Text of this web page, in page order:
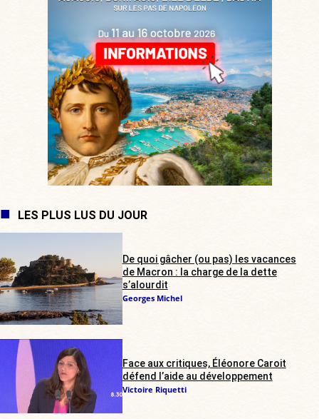
LES PLUS LUS DU JOUR
De quoi gâcher (ou pas) les vacances
de Macron : la charge de la dette
s’alourdit
Georges Michel
Face aux critiques, Éléonore Caroit
défend l’aide au développement
Victoire Riquetti